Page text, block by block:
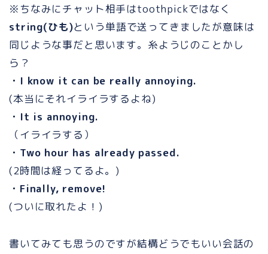
※ちなみにチャット相手はtoothpickではなく
string(ひも)という単語で送ってきましたが意味は
同じような事だと思います。糸ようじのことかし
ら？
・I know it can be really annoying.
(本当にそれイライラするよね)
・It is annoying.
（イライラする）
・Two hour has already passed.
(2時間は経ってるよ。)
・Finally, remove!
(ついに取れたよ！)
書いてみても思うのですが結構どうでもいい会話の